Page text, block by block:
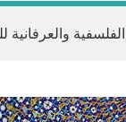
والعرفانية